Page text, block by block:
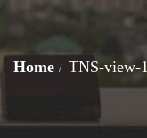
Home TNS-view-1